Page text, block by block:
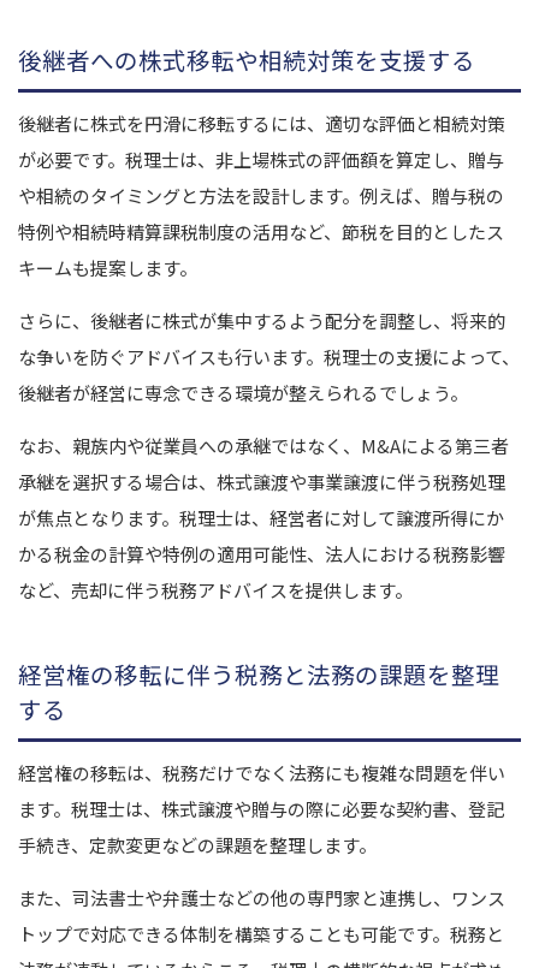
後継者への株式移転や相続対策を支援する
後継者に株式を円滑に移転するには、適切な評価と相続対策
が必要です。 税理士は、非上場株式の評価額を算定し、贈与
や相続のタイミングと方法を設計します。 例えば、贈与税の
特例や相続時精算課税制度の活用など、節税を目的としたス
キームも提案します。
さらに、後継者に株式が集中するよう配分を調整し、将来的
な争いを防ぐアドバイスも行います。 税理士の支援によって、
後継者が経営に専念できる環境が整えられるでしょう。
なお、親族内や従業員への承継ではなく、M&Aによる第三者
承継を選択する場合は、株式譲渡や事業譲渡に伴う税務処理
が焦点となります。 税理士は、経営者に対して譲渡所得にか
かる税金の計算や特例の適用可能性、法人における税務影響
など、売却に伴う税務アドバイスを提供します。
経営権の移転に伴う税務と法務の課題を整理
する
経営権の移転は、税務だけでなく法務にも複雑な問題を伴い
ます。 税理士は、株式譲渡や贈与の際に必要な契約書、登記
手続き、定款変更などの課題を整理します。
また、司法書士や弁護士などの他の専門家と連携し、ワンス
トップで対応できる体制を構築することも可能です。 税務と